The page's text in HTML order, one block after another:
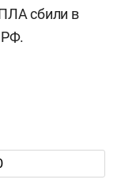
сбили в
РФ.